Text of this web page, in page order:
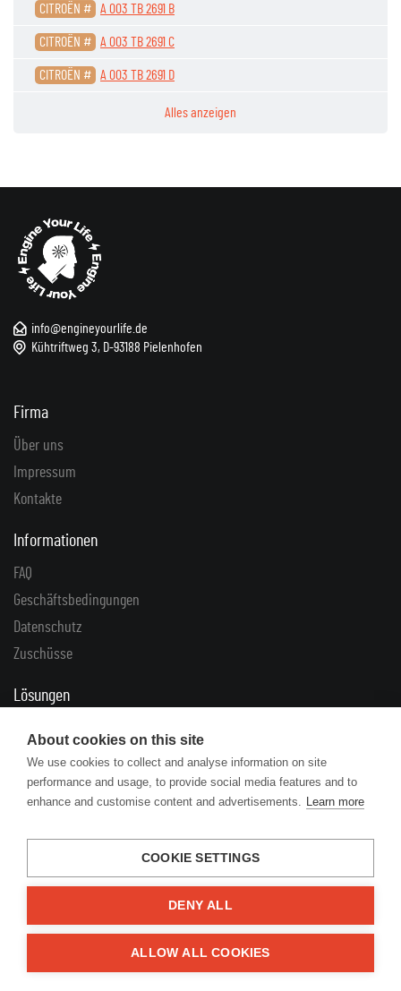
CITROËN # A 003 TB 2691 B
CITROËN # A 003 TB 2691 C
CITROËN # A 003 TB 2691 D
Alles anzeigen
info@engineyourlife.de
Kühtriftweg 3, D-93188 Pielenhofen
Firma
Über uns
Impressum
Kontakte
Informationen
FAQ
Geschäftsbedingungen
Datenschutz
Zuschüsse
Lösungen
Rücklieferungen
Links
© 2026 Engine Your Life
About cookies on this site
We use cookies to collect and analyse information on site
performance and usage, to provide social media features and to
enhance and customise content and advertisements. Learn more
COOKIE SETTINGS
DENY ALL
ALLOW ALL COOKIES